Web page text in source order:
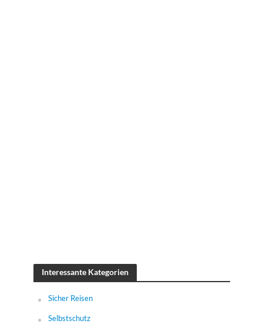
Interessante Kategorien
Sicher Reisen
Selbstschutz